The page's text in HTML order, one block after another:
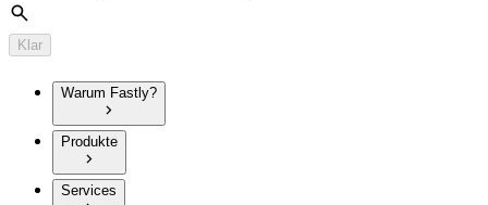
Suche
Klar
Warum Fastly?
Produkte
Services